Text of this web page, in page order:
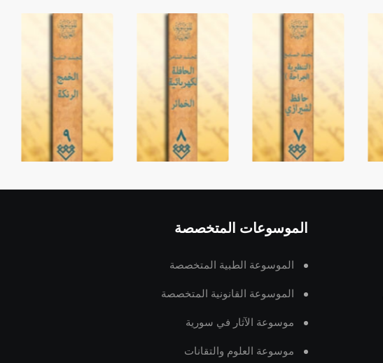
الموسوعات المتخصصة
الموسوعة الطبية المتخصصة
الموسوعة القانونية المتخصصة
موسوعة الآثار في سورية
موسوعة العلوم والتقانات